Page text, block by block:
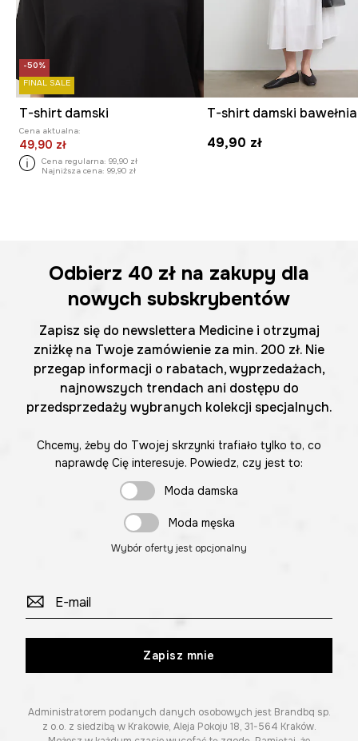
-50%
FINAL SALE
T-shirt damski
Cena aktualna:
49,90 zł
Cena regularna: 99,90 zł
Najniższa cena: 99,90 zł
49,90 zł
Odbierz 40 zł na zakupy dla
nowych subskrybentów
Zapisz się do newslettera Medicine i otrzymaj
zniżkę na Twoje zamówienie za min. 200 zł. Nie
przegap informacji o rabatach, wyprzedażach,
najnowszych trendach ani dostępu do
przedsprzedaży wybranych kolekcji specjalnych.
Chcemy, żeby do Twojej skrzynki trafiało tylko to, co
naprawdę Cię interesuje. Powiedz, czy jest to:
Moda damska
Moda męska
Wybór oferty jest opcjonalny
Zapisz mnie
Administratorem podanych danych osobowych jest Brandbq sp.
z o.o. z siedzibą w Krakowie, Aleja Pokoju 18, 31-564 Kraków.